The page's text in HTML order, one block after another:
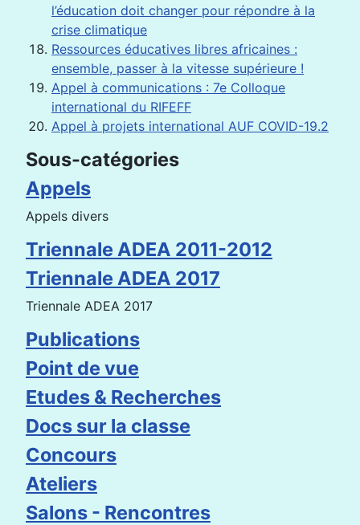
l’éducation doit changer pour répondre à la
crise climatique
Ressources éducatives libres africaines :
ensemble, passer à la vitesse supérieure !
Appel à communications : 7e Colloque
international du RIFEFF
Appel à projets international AUF COVID-19.2
Sous-catégories
Appels
Appels divers
Triennale ADEA 2011-2012
Triennale ADEA 2017
Triennale ADEA 2017
Publications
Point de vue
Etudes & Recherches
Docs sur la classe
Concours
Ateliers
Salons - Rencontres